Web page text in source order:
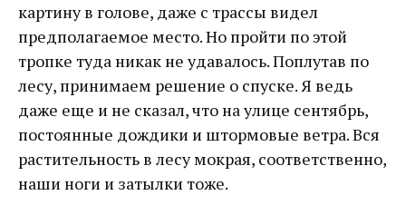
картину в голове, даже с трассы видел
предполагаемое место. Но пройти по этой
тропке туда никак не удавалось. Поплутав по
лесу, принимаем решение о спуске. Я ведь
даже еще и не сказал, что на улице сентябрь,
постоянные дождики и штормовые ветра. Вся
растительность в лесу мокрая, соответственно,
наши ноги и затылки тоже.